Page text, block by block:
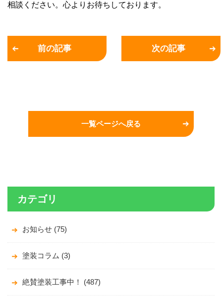
相談ください。心よりお待ちしております。
前の記事 次の記事
一覧ページへ戻る
カテゴリ
お知らせ (75)
塗装コラム (3)
絶賛塗装工事中！ (487)